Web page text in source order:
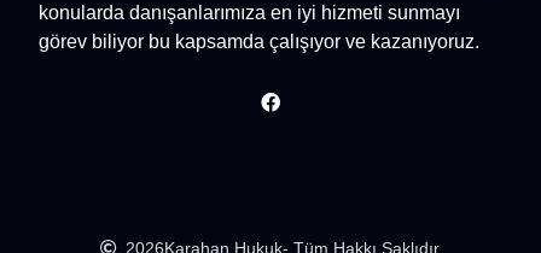
konularda danışanlarımıza en iyi hizmeti sunmayı
görev biliyor bu kapsamda çalışıyor ve kazanıyoruz.
2026Karahan Hukuk- Tüm Hakkı Saklıdır.